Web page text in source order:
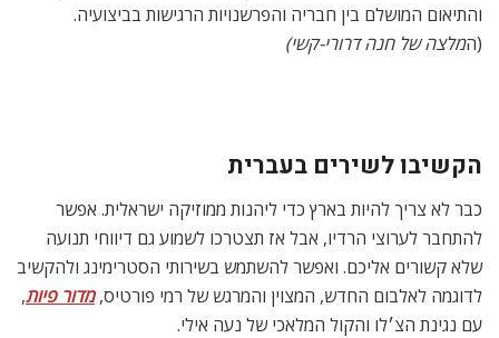
והתיאום המושלם בין חבריה והפרשנויות הרגישות בביצועיה.
(המלצה של חנה דרורי-קשי)
הקשיבו לשירים בעברית
כבר לא צריך להיות בארץ כדי ליהנות ממוזיקה ישראלית. אפשר
להתחבר לערוצי הרדיו, אבל אז תצטרכו לשמוע גם דיווחי תנועה
שלא קשורים אליכם. ואפשר להשתמש בשירותי הסטרימינג ולהקשיב
לדוגמה לאלבום החדש, המצוין והמרגש של רמי פורטיס,מדור פיות,
עם נגינת הצ׳לו והקול המלאכי של נעה אילי.